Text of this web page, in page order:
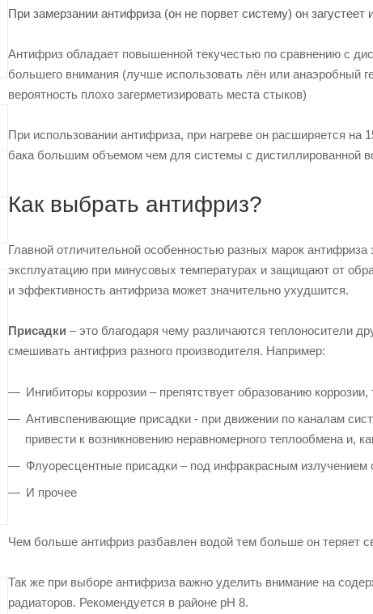
При замерзании антифриза (он не порвет систему) он
Антифриз обладает повышенной текучестью по сравнению с
большего внимания (лучше использовать лён или анаэробный
вероятность плохо загерметизировать места стыков)
При использовании антифриза, при нагреве он расширяется
бака большим объемом чем для системы с дистиллированной
Как выбрать антифриз?
Главной отличительной особенностью разных марок
эксплуатацию при минусовых температурах и защищают от
и эффективность антифриза может значительно ухудшится.
Присадки – это благодаря чему различаются теплоносители
смешивать антифриз разного производителя. Например:
Ингибиторы коррозии – препятствует образованию
Антивспенивающие присадки - при движении по каналам
привести к возникновению неравномерного теплообмена и,
Флуоресцентные присадки – под инфракрасным излучением
И прочее
Чем больше антифриз разбавлен водой тем больше он теряет
Так же при выборе антифриза важно уделить внимание на
радиаторов. Рекомендуется в районе pH 8.